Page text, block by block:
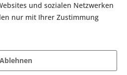
und sozialen Netzwerken
nur mit Ihrer Zustimmung
Ablehnen